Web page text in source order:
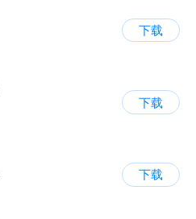
下载
下载
下载